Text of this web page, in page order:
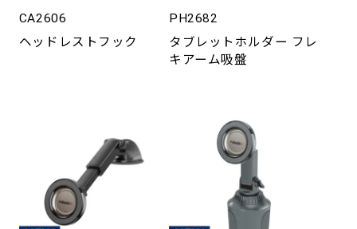
CA2606
ヘッドレストフック
PH2682
タブレットホルダー フレ
キアーム吸盤